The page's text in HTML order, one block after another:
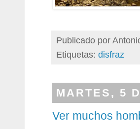
Publicado por
Etiquetas: disfraz
MARTES, 5
Ver muchos